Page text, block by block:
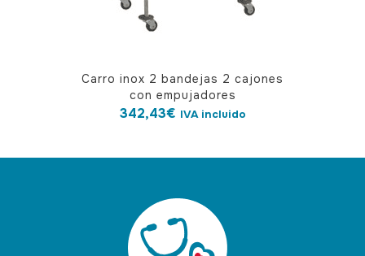
Carro inox 2 bandejas 2 cajones
con empujadores
342,43€ IVA incluido